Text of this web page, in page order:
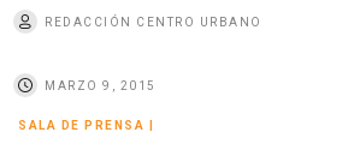
REDACCIÓN CENTRO URBANO
MARZO 9, 2015
SALA DE PRENSA